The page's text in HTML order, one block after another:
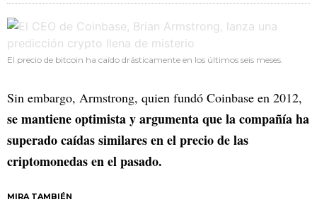
El precio de bitcoin ha caído drásticamente en los últimos seis meses.
Sin embargo, Armstrong, quien fundó Coinbase en 2012,
se mantiene optimista y argumenta que la compañía ha
superado caídas similares en el precio de las
criptomonedas en el pasado.
MIRA TAMBIÉN